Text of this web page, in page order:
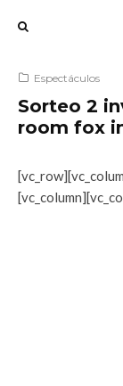
Espectáculos
Sorteo 2
room fox